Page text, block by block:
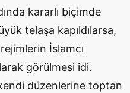
kararlı biçimde
telaşa kapıldılarsa,
İslamcı
görülmesi idi.
düzenlerine toptan